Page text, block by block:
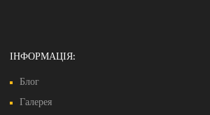
ІНФОРМАЦІЯ:
Блог
Галерея